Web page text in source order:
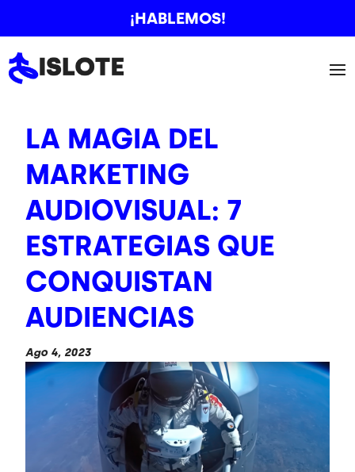
¡HABLEMOS!
LA MAGIA DEL
MARKETING
AUDIOVISUAL: 7
ESTRATEGIAS QUE
CONQUISTAN
AUDIENCIAS
Ago 4, 2023